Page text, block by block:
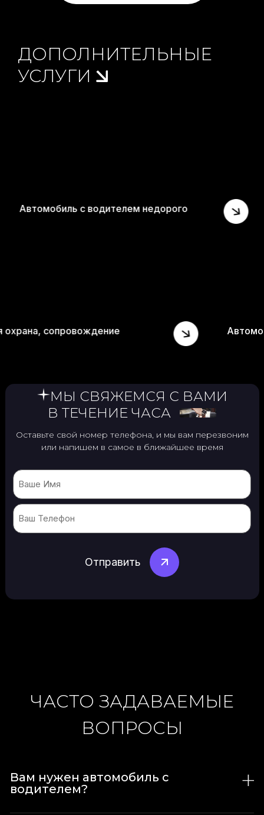
ДОПОЛНИТЕЛЬНЫЕ
УСЛУГИ
недорого Автомобиль с
Личная охрана, сопровождение
МЫ СВЯЖЕМСЯ С ВАМИ
В ТЕЧЕНИЕ ЧАСА
Оставьте свой номер телефона, и мы вам перезвоним
или напишем в самое в ближайшее время
Name
Phone
(Обязательно)
ЧАСТО ЗАДАВАЕМЫЕ
ВОПРОСЫ
Вам нужен автомобиль с
водителем?